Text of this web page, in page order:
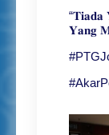
𝐘𝐚𝐧𝐠